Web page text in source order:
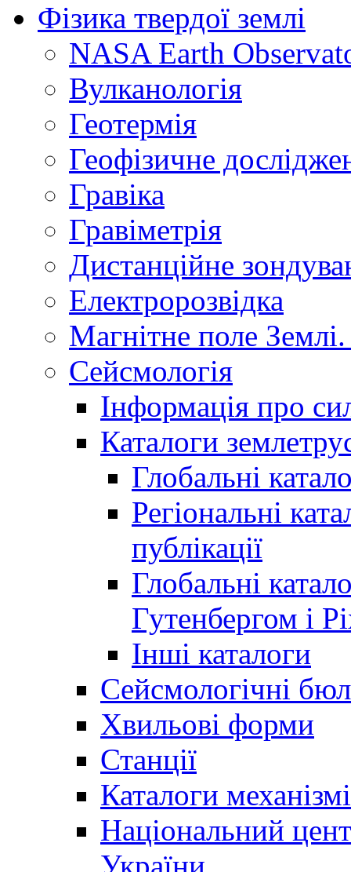
Фізика твердої землі
NASA Earth
Вулканологія
Геотермія
Геофізичне
Гравіка
Гравіметрія
Дистанційне
Електророзвідка
Магнітне поле
Сейсмологія
Інформація про
Каталоги
Глобальні
Регіональні
публікації
Глобальні
Гутенбергом і
Інші каталоги
Сейсмологічні
Хвильові форми
Станції
Каталоги
Національний